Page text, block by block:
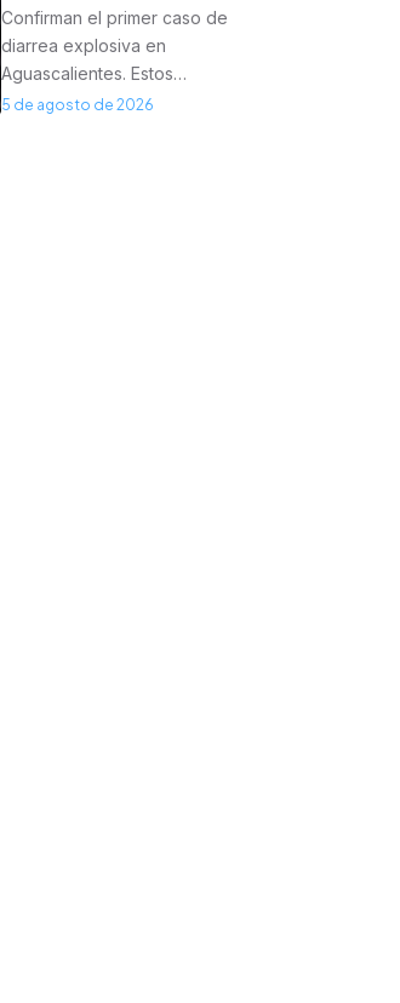
Confirman el primer caso de
diarrea explosiva en
Aguascalientes. Estos…
5 de agosto de 2026